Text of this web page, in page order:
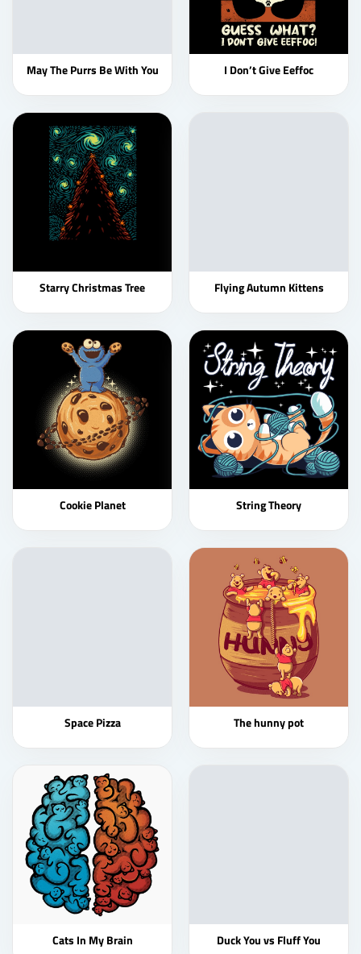
May The Purrs Be With You I Don’t Give Eeffoc
Starry Christmas Tree Flying Autumn Kittens
Cookie Planet String Theory
Space Pizza The hunny pot
Cats In My Brain Duck You vs Fluff You